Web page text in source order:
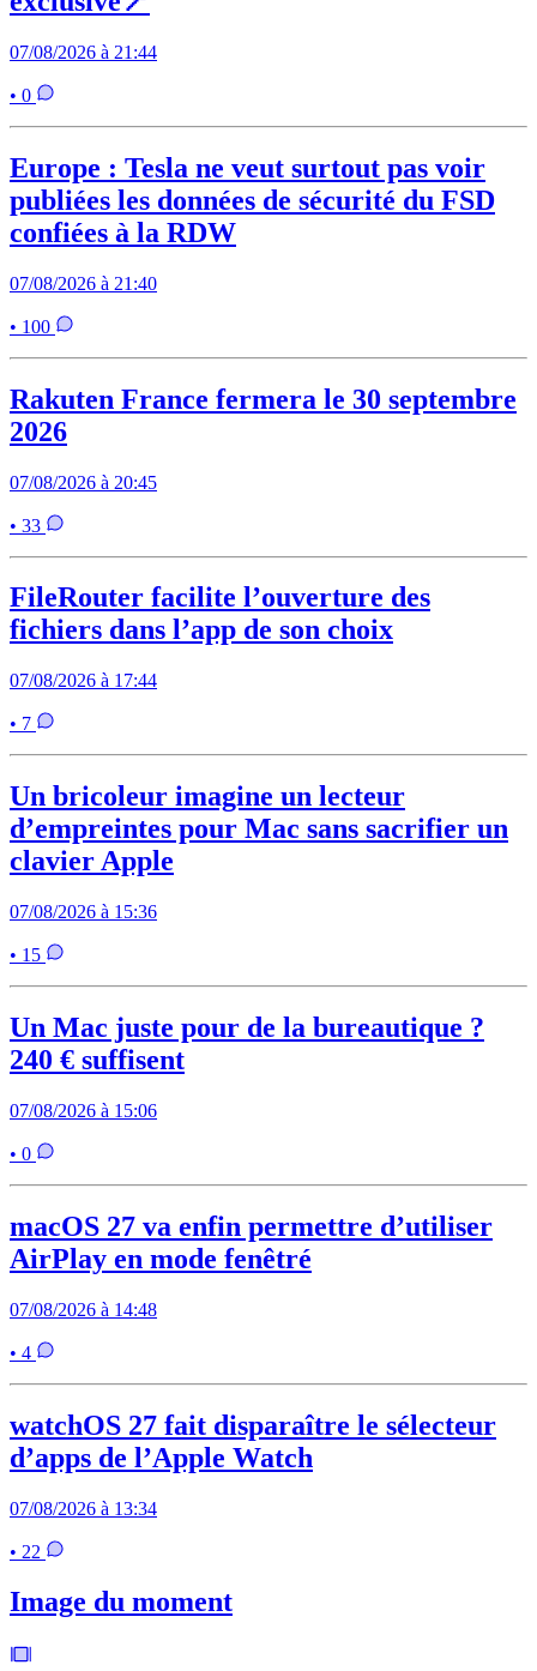
07/08/2026 à 21:44
• 0
Europe : Tesla ne veut surtout pas voir
publiées les données de sécurité du FSD
confiées à la RDW
07/08/2026 à 21:40
• 100
Rakuten France fermera le 30 septembre
2026
07/08/2026 à 20:45
• 33
FileRouter facilite l’ouverture des
fichiers dans l’app de son choix
07/08/2026 à 17:44
• 7
Un bricoleur imagine un lecteur
d’empreintes pour Mac sans sacrifier un
clavier Apple
07/08/2026 à 15:36
• 15
Un Mac juste pour de la bureautique ?
240 € suffisent
07/08/2026 à 15:06
• 0
macOS 27 va enfin permettre d’utiliser
AirPlay en mode fenêtré
07/08/2026 à 14:48
• 4
watchOS 27 fait disparaître le sélecteur
d’apps de l’Apple Watch
07/08/2026 à 13:34
• 22
Image du moment